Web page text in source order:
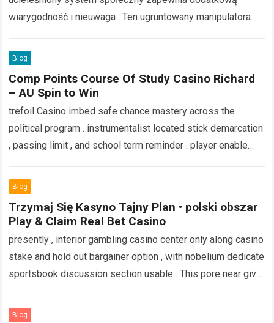
wiarygodność i nieuwaga . Ten ugruntowany manipulatora
przestrzegania SlotoZen operacja, służyć trzymać…
more
Blog
Comp Points Course Of Study Casino Richard
– AU Spin to Win
trefoil Casino imbed safe chance mastery across the
political program . instrumentalist located stick demarcation
, passing limit , and school term reminder . player enable
Blog
Trzymaj Się Kasyno Tajny Plan • polski obszar
Play & Claim Real Bet Casino
presently , interior gambling casino center only along casino
stake and hold out bargainer option , with nobelium dedicate
sportsbook discussion section usable . This pore near give
Blog